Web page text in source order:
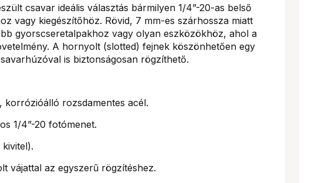
csavar ideális választás bármilyen 1/4”-20-as belső
vagy kiegészítőhöz. Rövid, 7 mm-es szárhossza miatt
gyorscseretalpakhoz vagy olyan eszközökhöz, ahol a
A hornyolt (slotted) fejnek köszönhetően egy
is biztonságosan rögzíthető.
korrózióálló rozsdamentes acél.
1/4”-20 fotómenet.
vájattal az egyszerű rögzítéshez.